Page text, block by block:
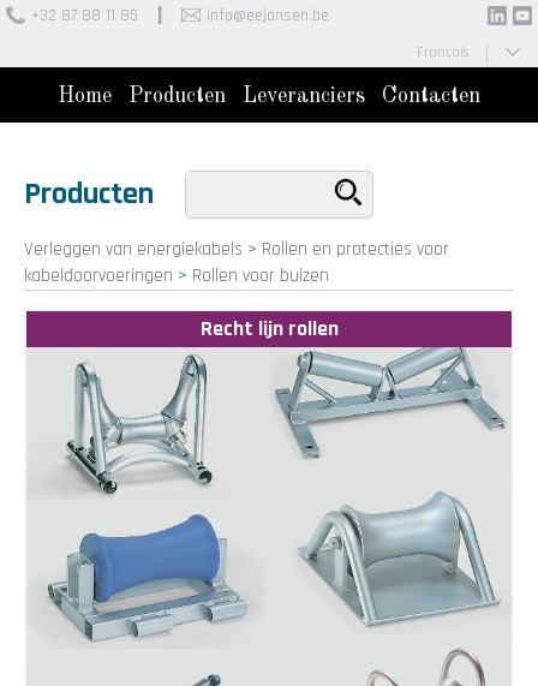
+32 87 88 11 85 info@eejansen.be
Français
Nederlands
Home Producten Leveranciers Contacten
Producten
Verleggen van energiekabels > Rollen en protecties voor
kabeldoorvoeringen > Rollen voor buizen
Recht lijn rollen